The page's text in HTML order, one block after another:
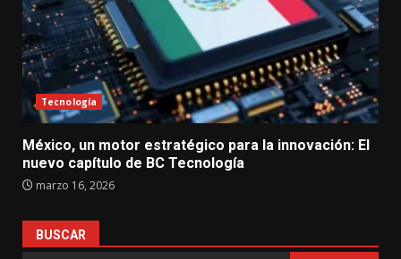
Tecnología
México, un motor estratégico para la innovación: El
nuevo capítulo de BC Tecnología
marzo 16, 2026
BUSCAR